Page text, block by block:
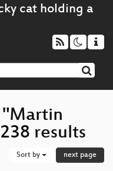
"Martin
results
Sort by next page